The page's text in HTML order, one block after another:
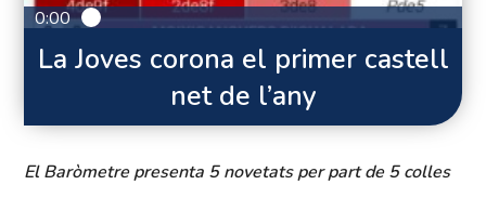
0:00
La Joves corona el primer castell
net de l’any
El Baròmetre presenta 5 novetats per part de 5 colles